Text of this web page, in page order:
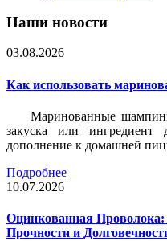
Наши новости
03.08.2026
Как использовать
Маринованные
закуска или
дополнение к домашней
Подробнее
10.07.2026
Оцинкованная
Прочности и